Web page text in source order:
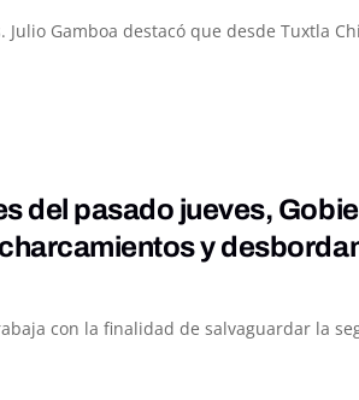
Julio Gamboa destacó que desde Tuxtla
del pasado jueves,
y
con la finalidad de salvaguardar la